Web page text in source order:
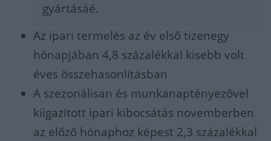
gyártásáé.
Az ipari termelés az év első tizenegy
hónapjában 4,8 százalékkal kisebb volt
éves összehasonlításban
A szezonálisan és munkanaptényezővel
kiigazított ipari kibocsátás novemberben
az előző hónaphoz képest 2,3 százalékkal